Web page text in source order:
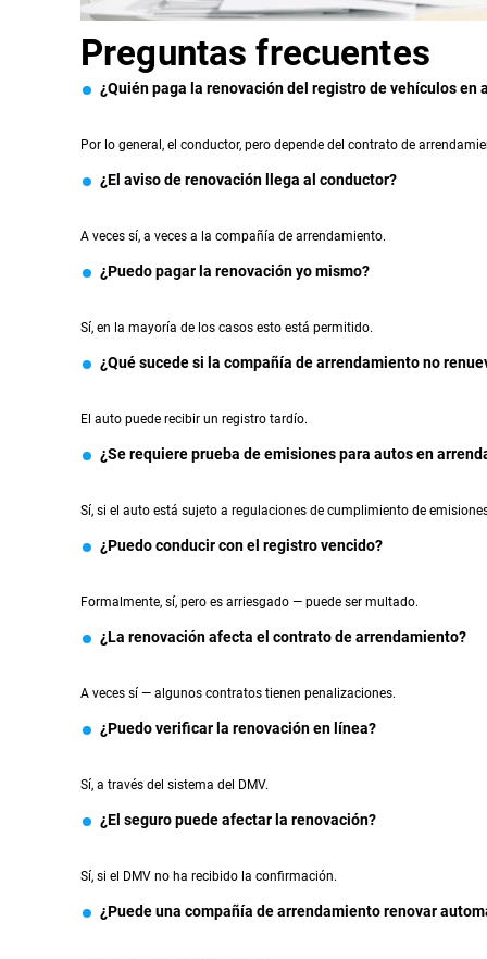
Preguntas frecuentes
¿Quién paga la renovación del registro de vehículos en
Por lo general, el conductor, pero depende del contrato de
¿El aviso de renovación llega al conductor?
A veces sí, a veces a la compañía de arrendamiento.
¿Puedo pagar la renovación yo mismo?
Sí, en la mayoría de los casos esto está permitido.
¿Qué sucede si la compañía de arrendamiento no
El auto puede recibir un registro tardío.
¿Se requiere prueba de emisiones para autos en
Sí, si el auto está sujeto a regulaciones de cumplimiento de
¿Puedo conducir con el registro vencido?
Formalmente, sí, pero es arriesgado — puede ser multado.
¿La renovación afecta el contrato de arrendamiento?
A veces sí — algunos contratos tienen penalizaciones.
¿Puedo verificar la renovación en línea?
Sí, a través del sistema del DMV.
¿El seguro puede afectar la renovación?
Sí, si el DMV no ha recibido la confirmación.
¿Puede una compañía de arrendamiento renovar